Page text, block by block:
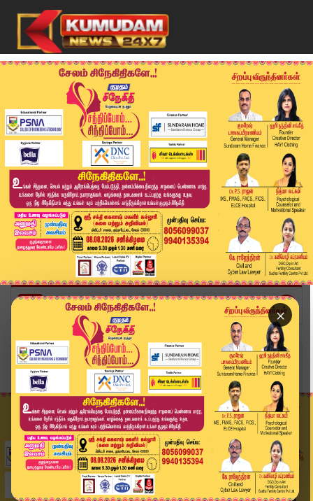
×
Home
வீடியோ ஸ்டோரி
Today Headlines - 09 June 2026 | 7 மணி தலைப்புச...